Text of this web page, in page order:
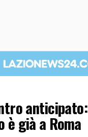
anticipato:
è già a Roma